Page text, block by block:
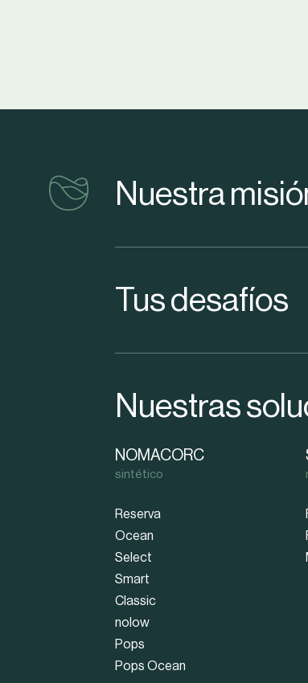
vinventions
Nuestra
Tus desafíos
Nuestras
NOMACORC
sintético
Reserva
Ocean
Select
Smart
Classic
nolow
Pops
Pops Ocean